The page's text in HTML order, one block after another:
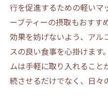
行を促進するための軽いマ
ーブティーの摂取もおすす
効果を妨げないよう、アル
スの良い食事を心掛けます
ムは手軽に取り入れること
続させるだけでなく、日々